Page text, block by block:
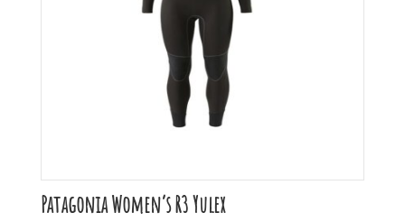
Patagonia Women’s R3 Yulex